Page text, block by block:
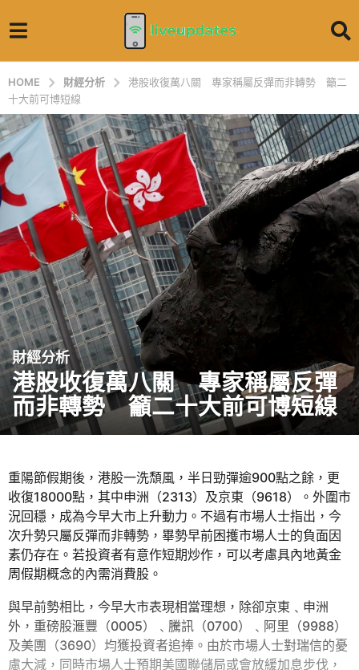
HOME 財經分析
港股收復萬八關 專家稱屬反彈而非轉勢 籲二
十大前可博短線
4
年
a
g
o
年
a
g
o
財經分析
港股收復萬八關 專家稱屬反彈
而非轉勢 籲二十大前可博短線
y
a
d
m
i
n
重陽節假期後，港股一洗頹風，半日勁彈逾900點之餘，更
收復18000點，其中申洲（2313）及京東（9618）。外圍市
況回穩，成為今早大市上升動力。不過有市場人士指出，今
次升勢只屬反彈而非轉勢，畢勢早前困擭市場人士的負面因
素仍存在。若投資者有意作短期炒作，可以考慮具內地黃金
周假期概念的內需消費股。
與早前勢相比，今早大市表現相當理想，除卻京東﹑申洲
外，重磅股滙豐（0005）﹑騰訊（0700）﹑阿里（9988）
及美團（3690）均獲投資者追捧。由於市場人士對瑞信的憂
慮大減，同時市場人士預期美國聯儲局或會放緩加息步伐，